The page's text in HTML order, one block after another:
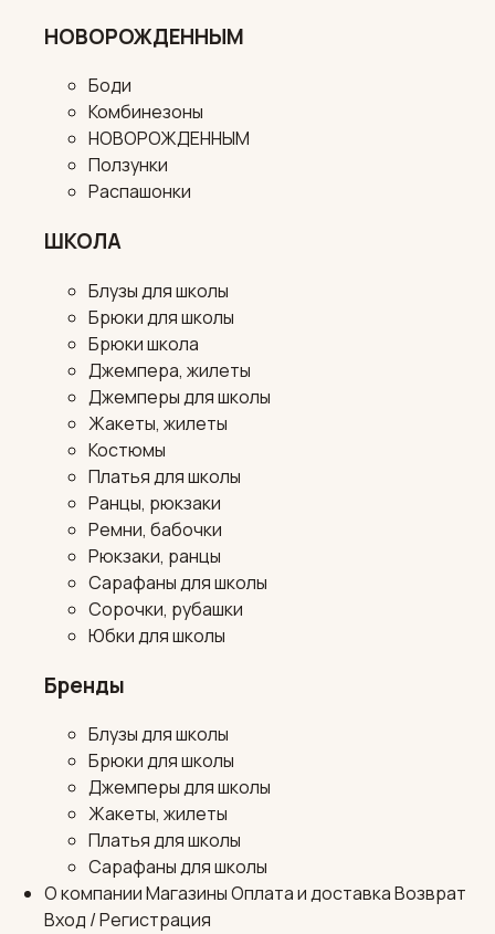
НОВОРОЖДЕННЫМ
Боди
Комбинезоны
НОВОРОЖДЕННЫМ
Ползунки
Распашонки
ШКОЛА
Блузы для школы
Брюки для школы
Брюки школа
Джемпера, жилеты
Джемперы для школы
Жакеты, жилеты
Костюмы
Платья для школы
Ранцы, рюкзаки
Ремни, бабочки
Рюкзаки, ранцы
Сарафаны для школы
Сорочки, рубашки
Юбки для школы
Бренды
Блузы для школы
Брюки для школы
Джемперы для школы
Жакеты, жилеты
Платья для школы
Сарафаны для школы
О компанииМагазиныОплата и доставкаВозврат
Вход / Регистрация